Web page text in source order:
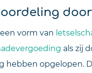
vorm van
als zij
hebben opgelopen.